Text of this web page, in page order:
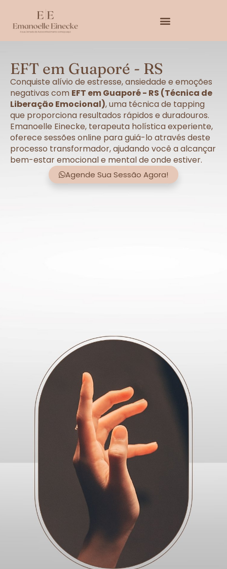
EFT em Guaporé - RS
Conquiste alívio de estresse, ansiedade e emoções
negativas com EFT em Guaporé - RS (Técnica de
Liberação Emocional), uma técnica de tapping
que proporciona resultados rápidos e duradouros.
Emanoelle Einecke, terapeuta holística experiente,
oferece sessões online para guiá-lo através deste
processo transformador, ajudando você a alcançar
bem-estar emocional e mental de onde estiver.
Agende Sua Sessão Agora!